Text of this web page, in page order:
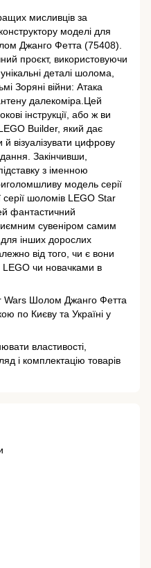
мисливців за
моделі для
Джанго Фетта (75408).
проєкт, використовуючи
деталі шолома,
Зоряні війни: Атака
далекоміра.Цей
інструкції, або ж ви
Builder, який дає
візуалізувати цифрову
Закінчивши,
з іменною
модель серії
шоломів LEGO Star
фантастичний
сувеніром самим
інших дорослих
від того, чи є вони
LEGO чи новачками в
Wars Шолом Джанго Фетта
по Києву та Україні у
властивості,
і комплектацію товарів